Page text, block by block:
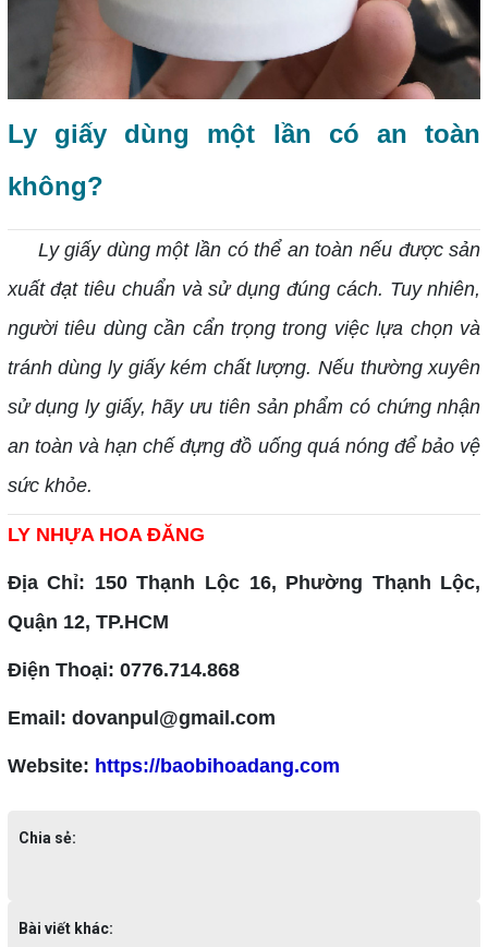
Ly giấy dùng một lần có an toàn
không?
Ly giấy dùng một lần có thể an toàn nếu được sản
xuất đạt tiêu chuẩn và sử dụng đúng cách. Tuy nhiên,
người tiêu dùng cần cẩn trọng trong việc lựa chọn và
tránh dùng ly giấy kém chất lượng. Nếu thường xuyên
sử dụng ly giấy, hãy ưu tiên sản phẩm có chứng nhận
an toàn và hạn chế đựng đồ uống quá nóng để bảo vệ
sức khỏe.
LY NHỰA HOA ĐĂNG
Địa Chỉ: 150 Thạnh Lộc 16, Phường Thạnh Lộc,
Quận 12, TP.HCM
Điện Thoại: 0776.714.868
Email: dovanpul@gmail.com
Website: https://baobihoadang.com
Chia sẻ:
Bài viết khác: